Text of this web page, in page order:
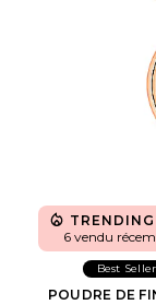
6 vendu
Best Seller
POUDRE DE